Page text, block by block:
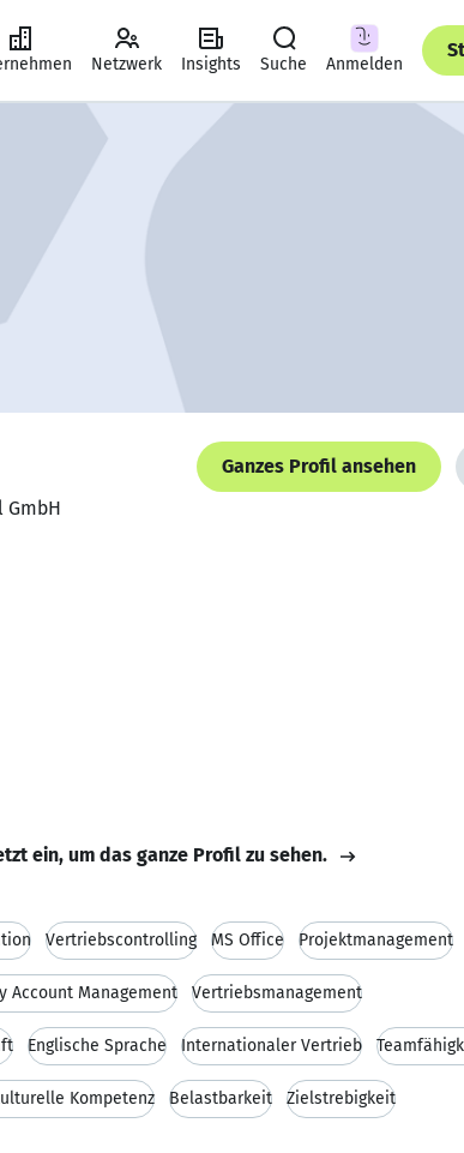
Netzwerk Insights Suche Anmelden
Ganzes Profil ansehen
ein, um das ganze Profil zu sehen.
Vertriebscontrolling MS Office Projektmanagement
Account Management Vertriebsmanagement
Englische Sprache Internationaler Vertrieb
Kompetenz Belastbarkeit Zielstrebigkeit